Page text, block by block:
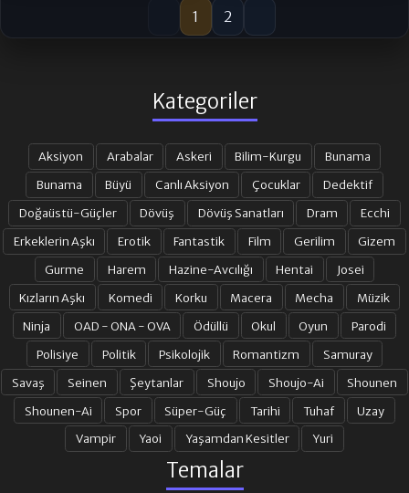
1 2
Kategoriler
Aksiyon Arabalar Askeri Bilim-Kurgu
Bunama
Bunama
Büyü Canlı Aksiyon Çocuklar
Dedektif
Doğaüstü-Güçler
Dövüş Dövüş Sanatları Dram
Ecchi
Erkeklerin Aşkı
Erotik Fantastik Film Gerilim
Gizem
Gurme
Harem Hazine-Avcılığı Hentai
Josei
Kızların Aşkı
Komedi Korku Macera Mecha
Müzik
Ninja
OAD - ONA - OVA Ödüllü Okul Oyun
Parodi
Polisiye
Politik Psikolojik Romantizm
Samuray
Savaş
Seinen Şeytanlar Shoujo Shoujo-Ai
Shounen
Shounen-Ai
Spor Süper-Güç Tarihi Tuhaf
Uzay
Vampir
Yaoi Yaşamdan Kesitler Yuri
Temalar